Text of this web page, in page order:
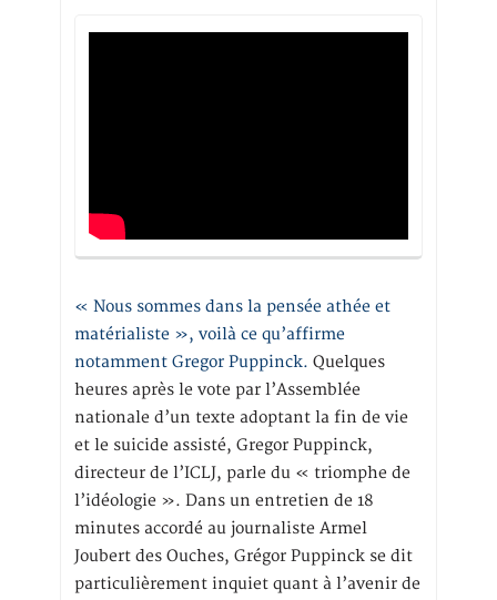
« Nous sommes dans la pensée athée et
matérialiste », voilà ce qu’affirme
notamment Gregor Puppinck. Quelques
heures après le vote par l’Assemblée
nationale d’un texte adoptant la fin de vie
et le suicide assisté, Gregor Puppinck,
directeur de l’ICLJ, parle du « triomphe de
l’idéologie ». Dans un entretien de 18
minutes accordé au journaliste Armel
Joubert des Ouches, Grégor Puppinck se dit
particulièrement inquiet quant à l’avenir de